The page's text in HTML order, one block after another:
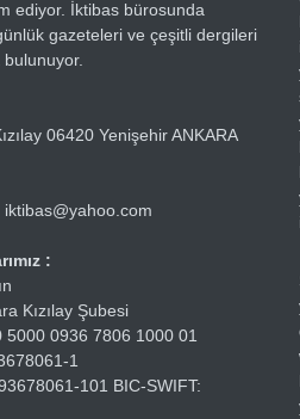
ediyor. İktibas bürosunda
gazeteleri ve çeşitli dergileri
06420 Yenişehir ANKARA
:
Kızılay Şubesi
5000 0936 7806 1000 01
1
101 BIC-SWIFT: